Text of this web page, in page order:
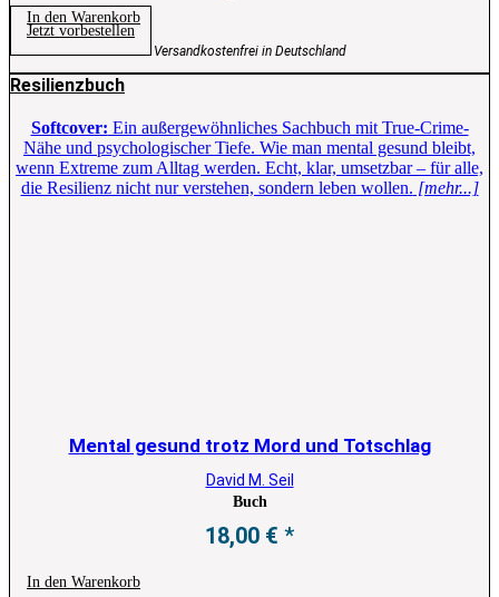
Jetzt vorbestellen
In den Warenkorb
Versandkostenfrei in Deutschland
Resilienzbuch
Softcover: Ein außergewöhnliches Sachbuch mit True-Crime-
Nähe und psychologischer Tiefe. Wie man mental gesund bleibt,
wenn Extreme zum Alltag werden. Echt, klar, umsetzbar – für alle,
die Resilienz nicht nur verstehen, sondern leben wollen. [mehr...]
Mental gesund trotz Mord und Totschlag
David M. Seil
Buch
18,00 €
In den Warenkorb